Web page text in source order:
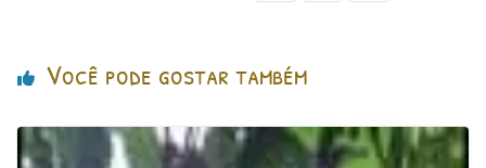
Você pode gostar também